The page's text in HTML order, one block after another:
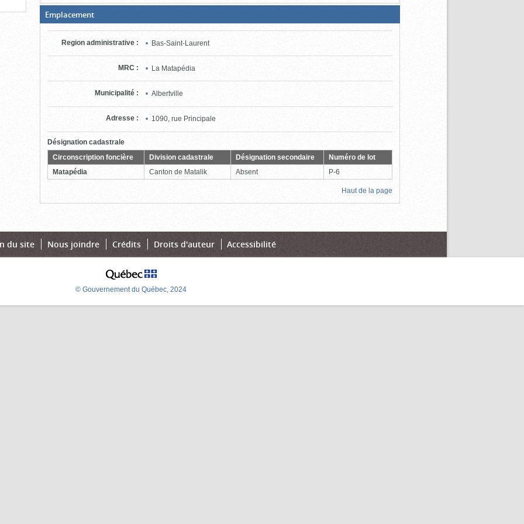
Emplacement(Boite
ouverte,
cliquer
pour
fermer)
Region administrative : Bas-Saint-Laurent
MRC : La Matapédia
Municipalité : Albertville
Adresse : 1090, rue Principale
Désignation cadastrale
Circonscription foncière
Division cadastrale Désignation secondaire
Numéro de lot
Matapédia
Canton de Matalik Absent P-6
Haut de la page
du site Nous joindre Crédits Droits d'auteur Accessibilité
© Gouvernement du Québec, 2024